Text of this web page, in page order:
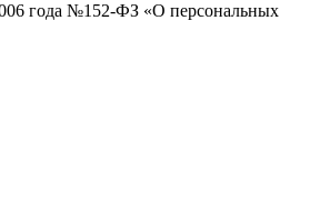
года №152-ФЗ «О персональных